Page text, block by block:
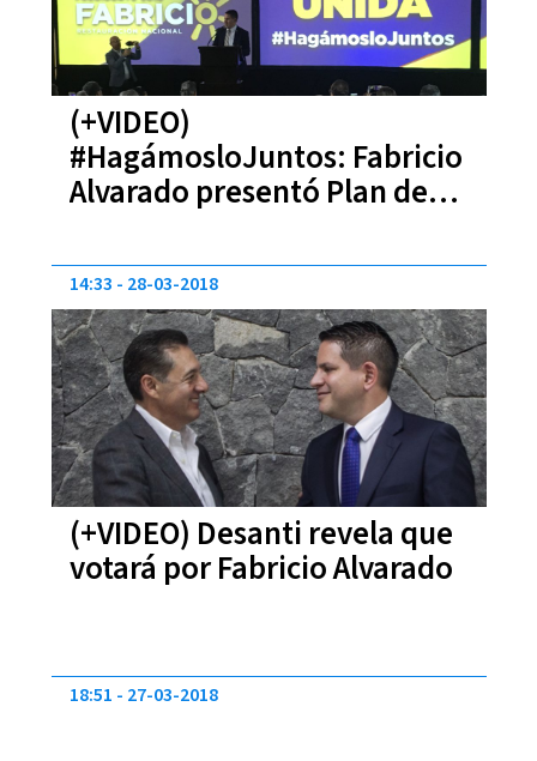
(+VIDEO)
#HagámosloJuntos: Fabricio
Alvarado presentó Plan de
(+VIDEO) Desanti revela que
votará por Fabricio Alvarado
14:33 28-03-2018
18:51 27-03-2018